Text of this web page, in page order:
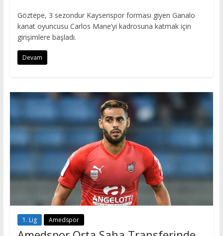
Göztepe, 3 sezondur Kayserispor forması giyen Ganalo
kanat oyuncusu Carlos Mane’yi kadrosuna katmak için
girişimlere başladı.
Devam
1. Lig Amedspor